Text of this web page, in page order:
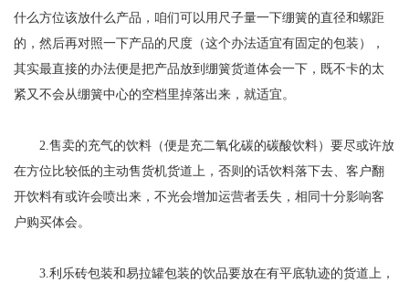
什么方位该放什么产品，咱们可以用尺子量一下绷簧的直径和螺距
的，然后再对照一下产品的尺度（这个办法适宜有固定的包装），
其实最直接的办法便是把产品放到绷簧货道体会一下，既不卡的太
紧又不会从绷簧中心的空档里掉落出来，就适宜。
2.售卖的充气的饮料（便是充二氧化碳的碳酸饮料）要尽或许放
在方位比较低的主动售货机货道上，否则的话饮料落下去、客户翻
开饮料有或许会喷出来，不光会增加运营者丢失，相同十分影响客
户购买体会。
3.利乐砖包装和易拉罐包装的饮品要放在有平底轨迹的货道上，